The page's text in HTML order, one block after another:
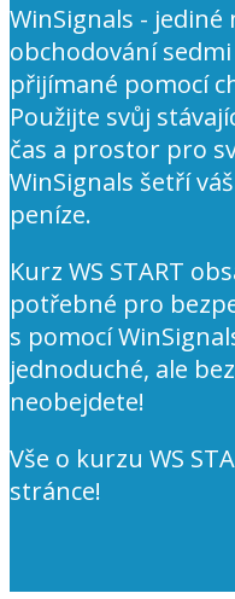
WinSignals - jediné
obchodování
přijímané pomocí
Použijte svůj
čas a prostor pro
WinSignals šetří
peníze.
Kurz WS START
potřebné pro
s pomocí
jednoduché, ale
neobejdete!
Vše o kurzu WS
stránce!